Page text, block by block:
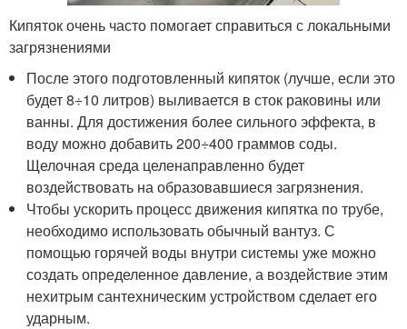
Кипяток очень часто помогает справиться с локальными
загрязнениями
После этого подготовленный кипяток (лучше, если это
будет 8÷10 литров) выливается в сток раковины или
ванны. Для достижения более сильного эффекта, в
воду можно добавить 200÷400 граммов соды.
Щелочная среда целенаправленно будет
воздействовать на образовавшиеся загрязнения.
Чтобы ускорить процесс движения кипятка по трубе,
необходимо использовать обычный вантуз. С
помощью горячей воды внутри системы уже можно
создать определенное давление, а воздействие этим
нехитрым сантехническим устройством сделает его
ударным.